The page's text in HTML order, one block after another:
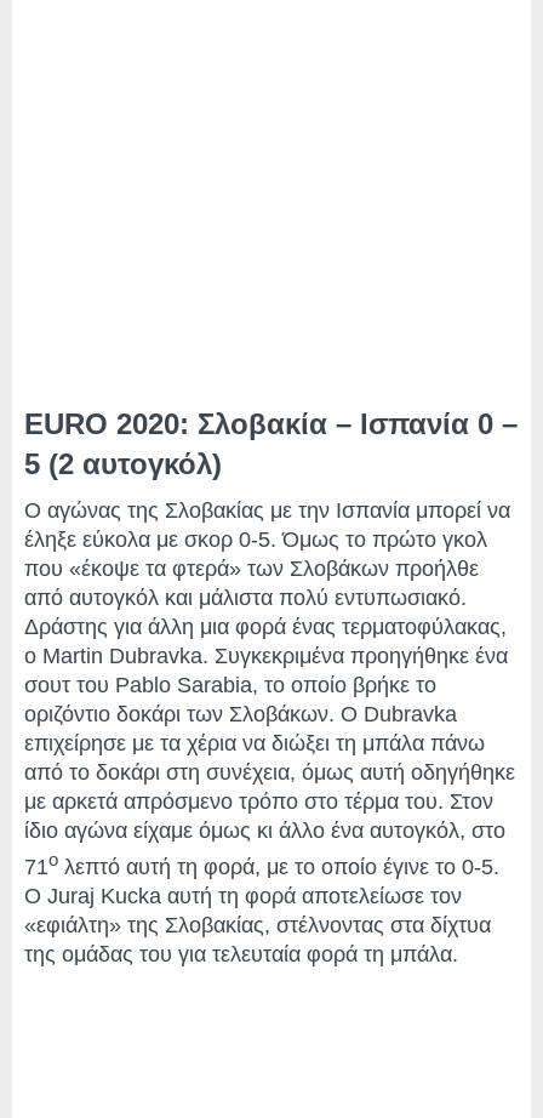
EURO 2020: Σλοβακία – Ισπανία 0 –
5 (2 αυτογκόλ)
Ο αγώνας της Σλοβακίας με την Ισπανία μπορεί να
έληξε εύκολα με σκορ 0-5. Όμως το πρώτο γκολ
που «έκοψε τα φτερά» των Σλοβάκων προήλθε
από αυτογκόλ και μάλιστα πολύ εντυπωσιακό.
Δράστης για άλλη μια φορά ένας τερματοφύλακας,
ο Martin Dubravka. Συγκεκριμένα προηγήθηκε ένα
σουτ του Pablo Sarabia, το οποίο βρήκε το
οριζόντιο δοκάρι των Σλοβάκων. Ο Dubravka
επιχείρησε με τα χέρια να διώξει τη μπάλα πάνω
από το δοκάρι στη συνέχεια, όμως αυτή οδηγήθηκε
με αρκετά απρόσμενο τρόπο στο τέρμα του. Στον
ίδιο αγώνα είχαμε όμως κι άλλο ένα αυτογκόλ, στο
71ο λεπτό αυτή τη φορά, με το οποίο έγινε το 0-5.
Ο Juraj Kucka αυτή τη φορά αποτελείωσε τον
«εφιάλτη» της Σλοβακίας, στέλνοντας στα δίχτυα
της ομάδας του για τελευταία φορά τη μπάλα.